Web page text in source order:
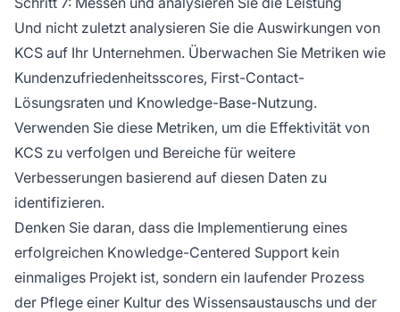
Und nicht zuletzt analysieren Sie die Auswirkungen von
KCS auf Ihr Unternehmen. Überwachen Sie Metriken wie
Kundenzufriedenheitsscores, First-Contact-
Lösungsraten und Knowledge-Base-Nutzung.
Verwenden Sie diese Metriken, um die Effektivität von
KCS zu verfolgen und Bereiche für weitere
Verbesserungen basierend auf diesen Daten zu
identifizieren.
Denken Sie daran, dass die Implementierung eines
erfolgreichen Knowledge-Centered Support kein
einmaliges Projekt ist, sondern ein laufender Prozess
der Pflege einer Kultur des Wissensaustauschs und der